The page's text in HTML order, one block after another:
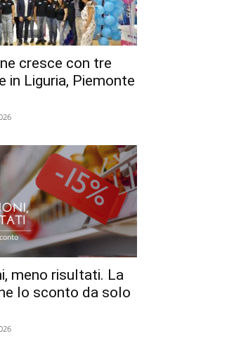
cresce con tre
in Liguria, Piemonte
meno risultati. La
lo sconto da solo